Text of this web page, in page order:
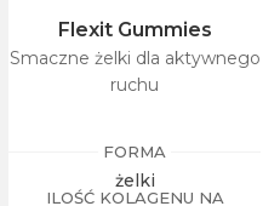
Flexit Gummies
Smaczne żelki dla aktywnego
ruchu
FORMA
żelki
ILOŚĆ KOLAGENU NA